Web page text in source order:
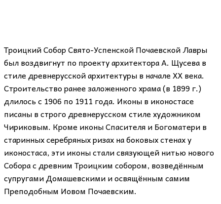
Троицкий Собор Свято-Успенской Почаевской Лавры
был воздвигнут по проекту архитектора А. Щусева в
стиле древнерусской архитектуры в начале XX века.
Строительство ранее заложенного храма (в 1899 г.)
длилось с 1906 по 1911 года. Иконы в иконостасе
писаны в строго древнерусском стиле художником
Чириковым. Кроме иконы Спасителя и Богоматери в
старинных серебряных ризах на боковых стенах у
иконостаса, эти иконы стали связующей нитью нового
Собора с древним Троицким собором, возведённым
супругами Домашевскими и освящённым самим
Преподобным Иовом Почаевским.